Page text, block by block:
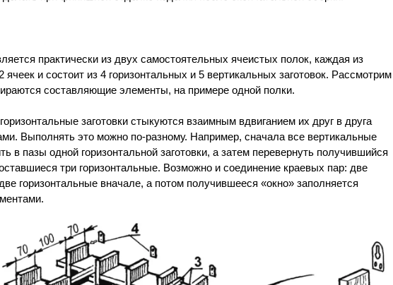
практически из двух самостоятельных ячеистых полок, каждая из
ячеек и состоит из 4 горизонтальных и 5 вертикальных заготовок. Рассмотрим
составляющие элементы, на примере одной полки.
заготовки стыкуются взаимным вдвиганием их друг в друга
Выполнять это можно по-разному. Например, сначала все вертикальные
в пазы одной горизонтальной заготовки, а затем перевернуть получившийся
три горизонтальные. Возможно и соединение краевых пар: две
горизонтальные вначале, а потом получившееся «окно» заполняется